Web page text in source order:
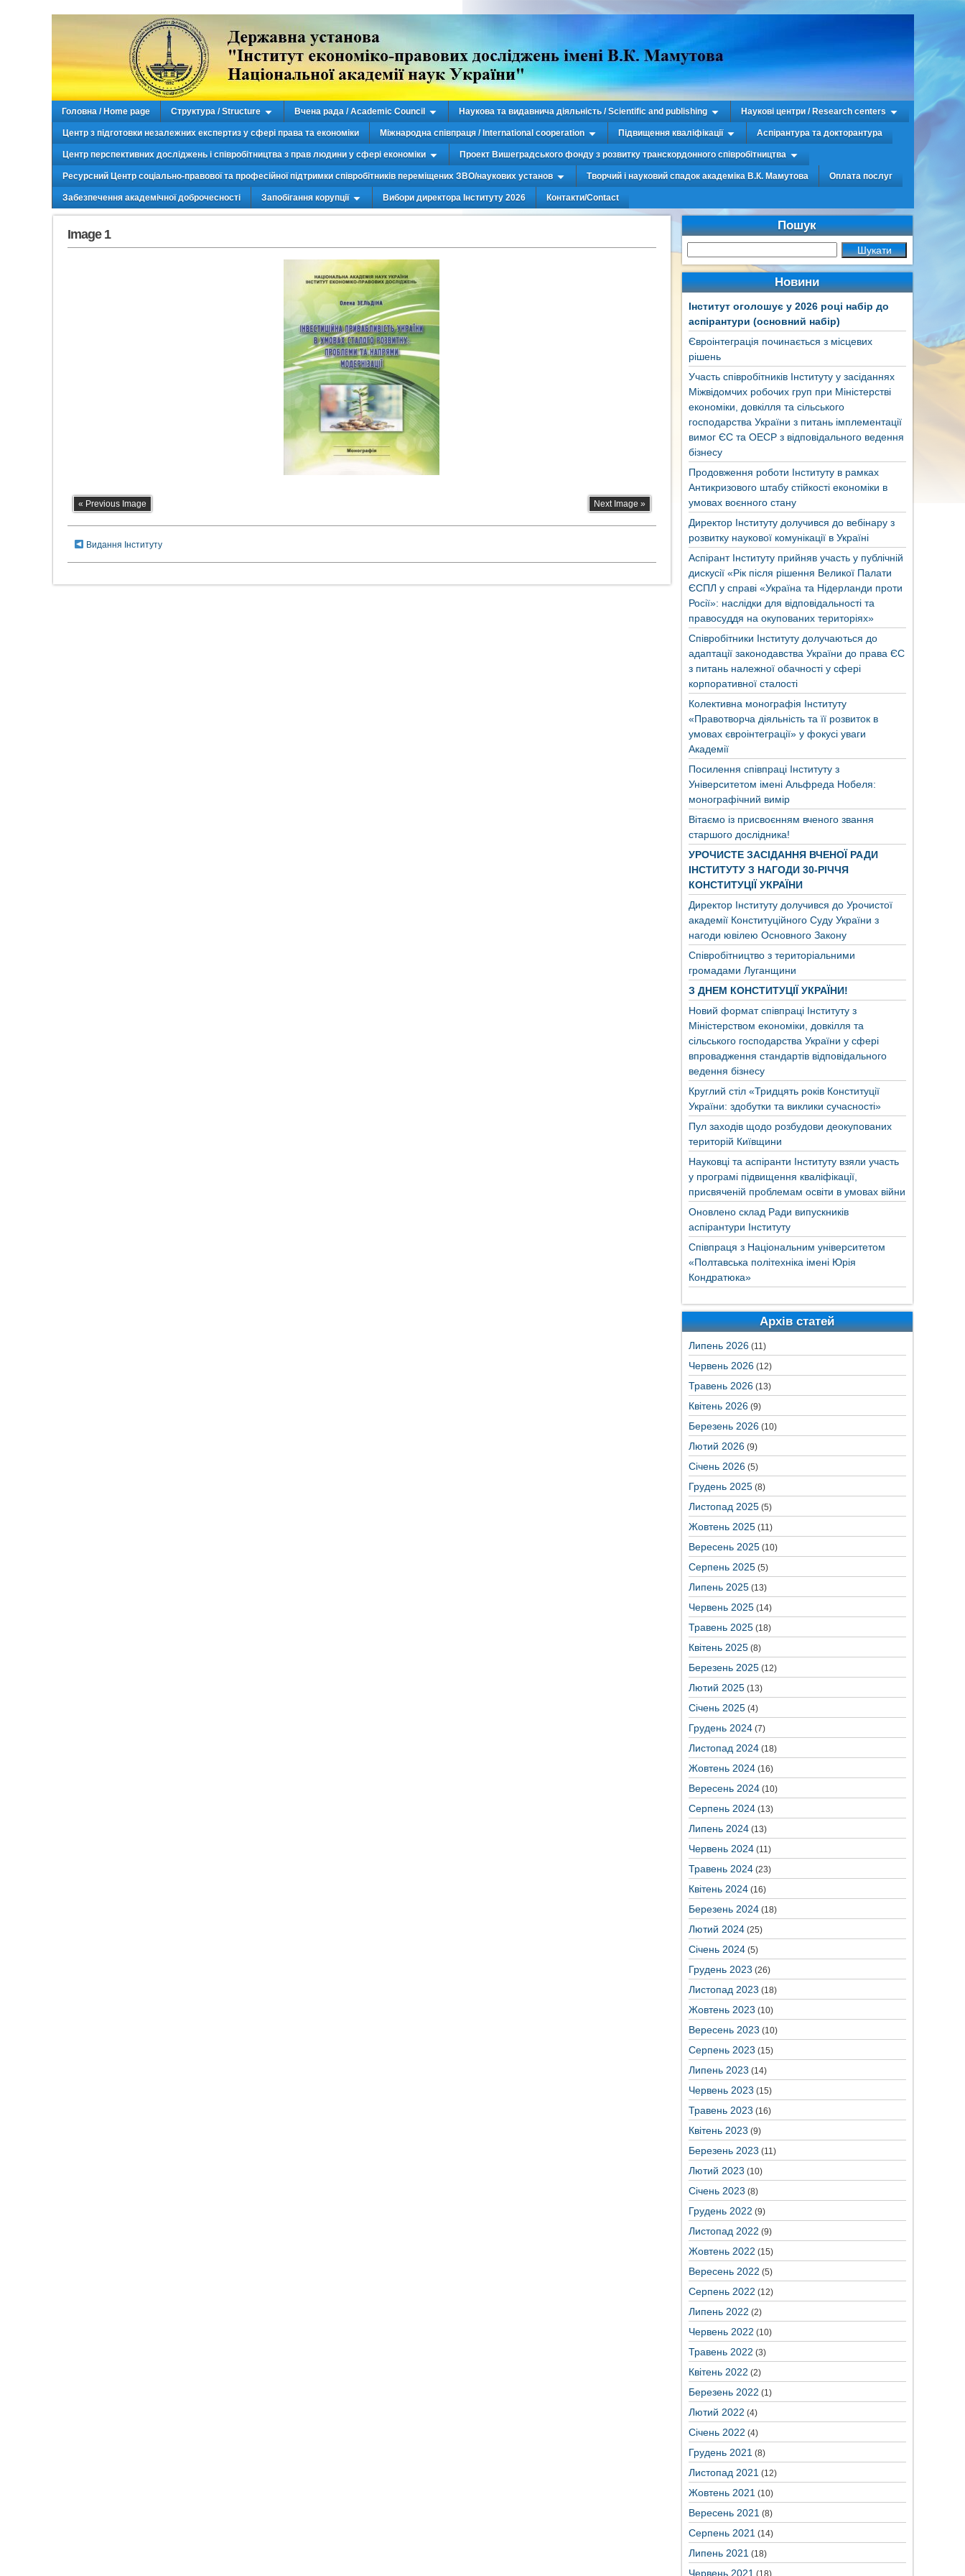
Головна / Home page Структура / Structure Вчена рада / Academic Council Наукова та видавнича діяльність / Scientific and publishing Наукові центри / Research centers
Центр з підготовки незалежних експертиз у сфері права та економіки Міжнародна співпраця / International cooperation Підвищення кваліфікації Аспірантура та докторантура
Центр перспективних досліджень і співробітництва з прав людини у сфері економіки Проект Вишеградського фонду з розвитку транскордонного співробітництва
Ресурсний Центр соціально-правової та професійної підтримки співробітників переміщених ЗВО/наукових установ Творчий і науковий спадок академіка В.К. Мамутова Оплата послуг
Забезпечення академічної доброчесності Запобігання корупції Вибори директора Інституту 2026 Контакти/Contact
Image 1
« Previous Image Next Image »
Видання Інституту
Пошук
Новини
Інститут оголошує у 2026 році набір до
аспірантури (основний набір)
Євроінтеграція починається з місцевих
рішень
Участь співробітників Інституту у засіданнях
Міжвідомчих робочих груп при Міністерстві
економіки, довкілля та сільського
господарства України з питань імплементації
вимог ЄС та ОЕСР з відповідального ведення
бізнесу
Продовження роботи Інституту в рамках
Антикризового штабу стійкості економіки в
умовах воєнного стану
Директор Інституту долучився до вебінару з
розвитку наукової комунікації в Україні
Аспірант Інституту прийняв участь у публічній
дискусії «Рік після рішення Великої Палати
ЄСПЛ у справі «Україна та Нідерланди проти
Росії»: наслідки для відповідальності та
правосуддя на окупованих територіях»
Співробітники Інституту долучаються до
адаптації законодавства України до права ЄС
з питань належної обачності у сфері
корпоративної сталості
Колективна монографія Інституту
«Правотворча діяльність та її розвиток в
умовах євроінтеграції» у фокусі уваги
Академії
Посилення співпраці Інституту з
Університетом імені Альфреда Нобеля:
монографічний вимір
Вітаємо із присвоєнням вченого звання
старшого дослідника!
УРОЧИСТЕ ЗАСІДАННЯ ВЧЕНОЇ РАДИ
ІНСТИТУТУ З НАГОДИ 30-РІЧЧЯ
КОНСТИТУЦІЇ УКРАЇНИ
Директор Інституту долучився до Урочистої
академії Конституційного Суду України з
нагоди ювілею Основного Закону
Співробітництво з територіальними
громадами Луганщини
З ДНЕМ КОНСТИТУЦІЇ УКРАЇНИ!
Новий формат співпраці Інституту з
Міністерством економіки, довкілля та
сільського господарства України у сфері
впровадження стандартів відповідального
ведення бізнесу
Круглий стіл «Тридцять років Конституції
України: здобутки та виклики сучасності»
Пул заходів щодо розбудови деокупованих
територій Київщини
Науковці та аспіранти Інституту взяли участь
у програмі підвищення кваліфікації,
присвяченій проблемам освіти в умовах війни
Оновлено склад Ради випускників
аспірантури Інституту
Співпраця з Національним університетом
«Полтавська політехніка імені Юрія
Кондратюка»
Архів статей
Липень 2026(11)
Червень 2026(12)
Травень 2026(13)
Квітень 2026(9)
Березень 2026(10)
Лютий 2026(9)
Січень 2026(5)
Грудень 2025(8)
Листопад 2025(5)
Жовтень 2025(11)
Вересень 2025(10)
Серпень 2025(5)
Липень 2025(13)
Червень 2025(14)
Травень 2025(18)
Квітень 2025(8)
Березень 2025(12)
Лютий 2025(13)
Січень 2025(4)
Грудень 2024(7)
Листопад 2024(18)
Жовтень 2024(16)
Вересень 2024(10)
Серпень 2024(13)
Липень 2024(13)
Червень 2024(11)
Травень 2024(23)
Квітень 2024(16)
Березень 2024(18)
Лютий 2024(25)
Січень 2024(5)
Грудень 2023 (26)
Листопад 2023 (18)
Жовтень 2023 (10)
Вересень 2023 (10)
Серпень 2023 (15)
Липень 2023 (14)
Червень 2023 (15)
Травень 2023 (16)
Квітень 2023 (9)
Березень 2023 (11)
Лютий 2023 (10)
Січень 2023 (8)
Грудень 2022 (9)
Листопад 2022 (9)
Жовтень 2022 (15)
Вересень 2022 (5)
Серпень 2022 (12)
Липень 2022 (2)
Червень 2022 (10)
Травень 2022 (3)
Квітень 2022 (2)
Березень 2022 (1)
Лютий 2022 (4)
Січень 2022 (4)
Грудень 2021(8)
Листопад 2021(12)
Жовтень 2021(10)
Вересень 2021(8)
Серпень 2021(14)
Липень 2021(18)
Червень 2021 (18)